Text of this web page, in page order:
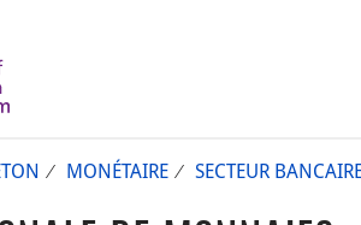
MONÉTAIRE SECTEUR